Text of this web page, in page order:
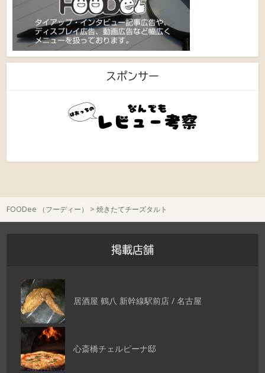
スポンサー
FOODee （フーディー） >焼きたてチーズタルト
掲載店舗
居酒屋 鶴八 新幹線駅前店 / 名古屋
心斎橋チェルピーナ邸